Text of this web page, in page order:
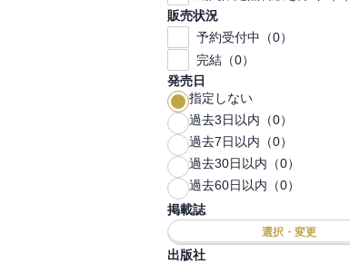
販売状況
予約受付中（0）
完結（0）
発売日
指定しない
過去3日以内（0）
過去7日以内（0）
過去30日以内（0）
過去60日以内（0）
掲載誌
選択・変更
出版社